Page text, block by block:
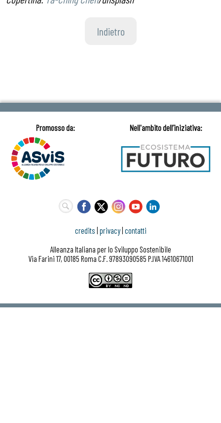
Indietro
credits privacy| contatti
Alleanza Italiana per lo Sviluppo Sostenibile
Via Farini 17, 00185 Roma C.F. 97893090585 P.IVA 14610671001